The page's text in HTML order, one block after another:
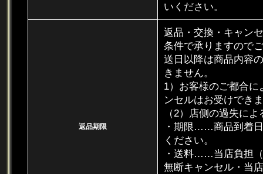
いください。
返品期限
返品・交換・キャン
条件で承りますので
送日以降は商品内容
きません。
1）お客様のご都合
ンセルはお受けでき
（2）店側の過失に
・期限……商品到着
ください。
・送料……当店負担
無断キャンセル・当